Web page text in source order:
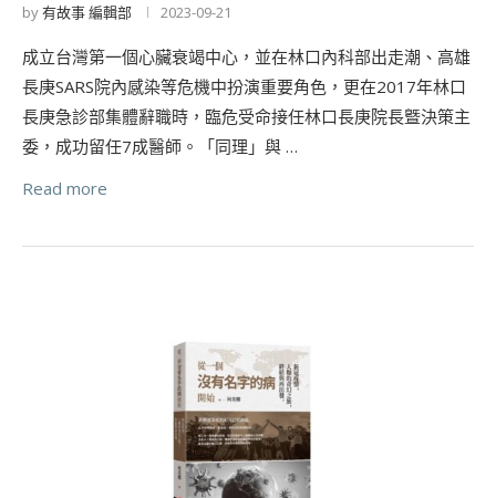
by有故事 編輯部 2023-09-21
成立台灣第一個心臟衰竭中心，並在林口內科部出走潮、高雄
長庚SARS院內感染等危機中扮演重要角色，更在2017年林口
長庚急診部集體辭職時，臨危受命接任林口長庚院長曁決策主
委，成功留任7成醫師。「同理」與 …
Read more